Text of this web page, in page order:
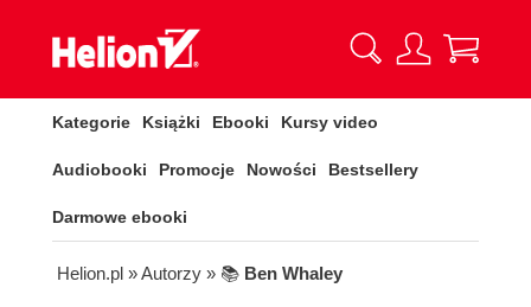
Kategorie Książki Ebooki Kursy video
Audiobooki Promocje Nowości Bestsellery
Darmowe ebooki
Helion.pl » Autorzy » 📚 Ben Whaley